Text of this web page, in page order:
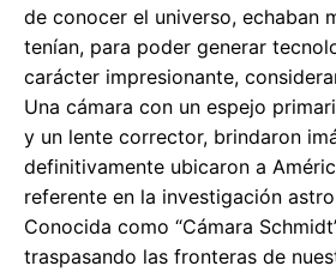
de conocer el universo, echaban
tenían, para poder generar
carácter impresionante,
Una cámara con un espejo
y un lente corrector, brindaron
definitivamente ubicaron a
referente en la investigación
Conocida como “Cámara
traspasando las fronteras de